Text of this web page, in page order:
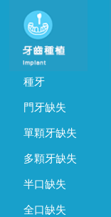
種牙
門牙缺失
單顆牙缺失
多顆牙缺失
半口缺失
全口缺失